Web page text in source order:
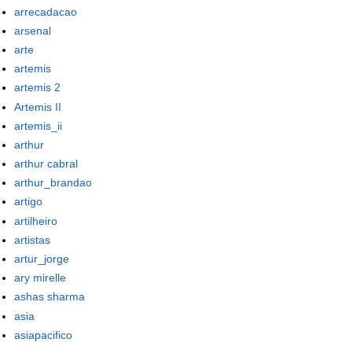
arrecadacao
arsenal
arte
artemis
artemis 2
Artemis II
artemis_ii
arthur
arthur cabral
arthur_brandao
artigo
artilheiro
artistas
artur_jorge
ary mirelle
ashas sharma
asia
asiapacifico